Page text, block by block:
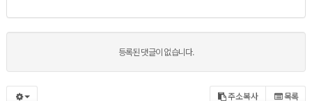
등록된 댓글이 없습니다.
주소복사 목록